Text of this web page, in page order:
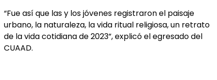
“Fue así que las y los jóvenes registraron el paisaje
urbano, la naturaleza, la vida ritual religiosa, un retrato
de la vida cotidiana de 2023”, explicó el egresado del
CUAAD.